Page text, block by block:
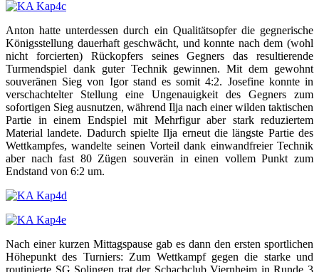
Anton hatte unterdessen durch ein Qualitätsopfer die gegnerische
Königsstellung dauerhaft geschwächt, und konnte nach dem (wohl
nicht forcierten) Rückopfers seines Gegners das resultierende
Turmendspiel dank guter Technik gewinnen. Mit dem gewohnt
souveränen Sieg von Igor stand es somit 4:2. Josefine konnte in
verschachtelter Stellung eine Ungenauigkeit des Gegners zum
sofortigen Sieg ausnutzen, während Ilja nach einer wilden taktischen
Partie in einem Endspiel mit Mehrfigur aber stark reduziertem
Material landete. Dadurch spielte Ilja erneut die längste Partie des
Wettkampfes, wandelte seinen Vorteil dank einwandfreier Technik
aber nach fast 80 Zügen souverän in einen vollem Punkt zum
Endstand von 6:2 um.
Nach einer kurzen Mittagspause gab es dann den ersten sportlichen
Höhepunkt des Turniers: Zum Wettkampf gegen die starke und